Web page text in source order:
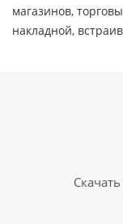
магазинов,
накладной,